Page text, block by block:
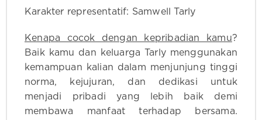
Karakter representatif: Samwell Tarly
Kenapa cocok dengan kepribadian kamu?
Baik kamu dan keluarga Tarly menggunakan
kemampuan kalian dalam menjunjung tinggi
norma, kejujuran, dan dedikasi untuk
menjadi pribadi yang lebih baik demi
membawa manfaat terhadap bersama.